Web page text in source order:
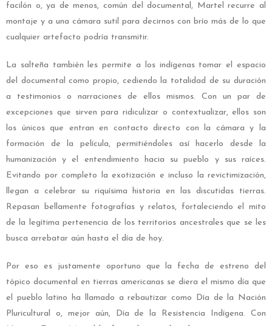
facilón o, ya de menos, común del documental, Martel recurre al
montaje y a una cámara sutil para decirnos con brío más de lo que
cualquier artefacto podría transmitir.
La salteña también les permite a los indígenas tomar el espacio
del documental como propio, cediendo la totalidad de su duración
a testimonios o narraciones de ellos mismos. Con un par de
excepciones que sirven para ridiculizar o contextualizar, ellos son
los únicos que entran en contacto directo con la cámara y la
formación de la película, permitiéndoles así hacerlo desde la
humanización y el entendimiento hacia su pueblo y sus raíces.
Evitando por completo la exotización e incluso la revictimización,
llegan a celebrar su riquísima historia en las discutidas tierras.
Repasan bellamente fotografías y relatos, fortaleciendo el mito
de la legítima pertenencia de los territorios ancestrales que se les
busca arrebatar aún hasta el día de hoy.
Por eso es justamente oportuno que la fecha de estreno del
tópico documental en tierras americanas se diera el mismo día que
el pueblo latino ha llamado a rebautizar como Día de la Nación
Pluricultural o, mejor aún, Día de la Resistencia Indígena. Con